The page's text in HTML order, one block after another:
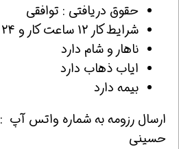
حقوق دریافتی : توافقی
شرایط کار 12 ساعت کار و 24 ساعت استراحت
ناهار و شام دارد
ایاب ذهاب دارد
بیمه دارد
ارسال رزومه به شماره واتس آپ :
حسینی